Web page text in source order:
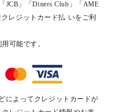
JCB」「Diners Club」「AME
レジットカード払 いをご利
可能です。
によってクレジットカードが